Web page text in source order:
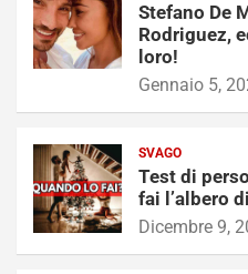
Stefano De
Rodriguez,
loro!
Gennaio 5,
SVAGO
Test di
fai l’albero
Dicembre 9,